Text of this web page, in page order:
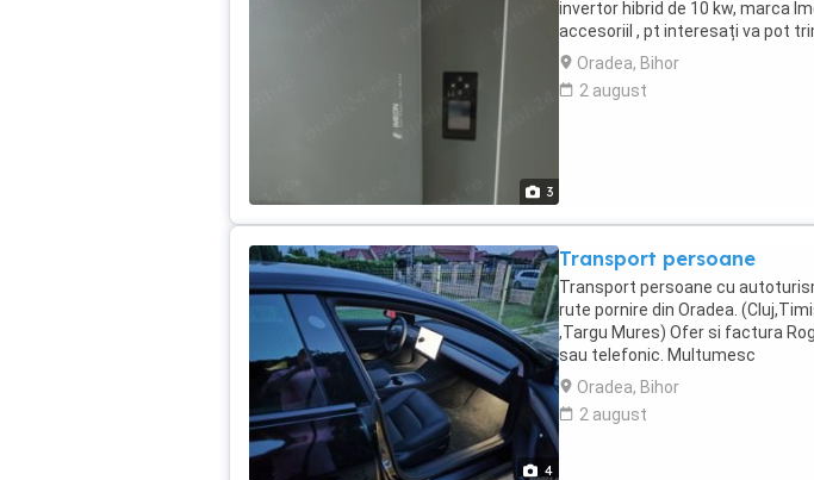
3
invertor hibrid de 10 kw, marca
accesoriil , pt interesați va pot
Oradea, Bihor
2 august
4
Transport persoane
Transport persoane cu
rute pornire din Oradea.
,Targu Mures) Ofer si factura
sau telefonic. Multumesc
Oradea, Bihor
2 august